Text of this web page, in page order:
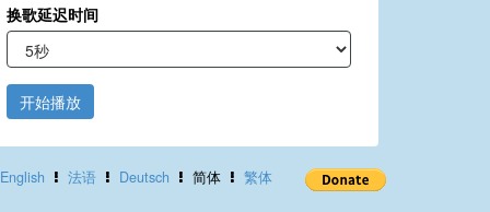
换歌延迟时间
开始播放
English 法语 Deutsch 简体 繁体